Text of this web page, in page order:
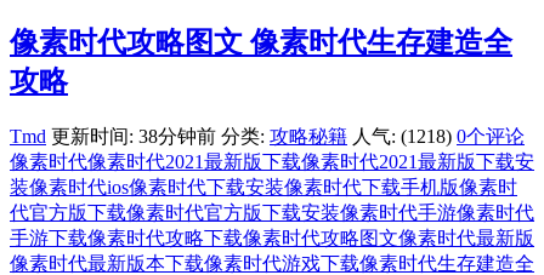
像素时代攻略图文 像素时代生存建造全
攻略
Tmd 更新时间: 38分钟前 分类: 攻略秘籍 人气: (1218) 0个评论
像素时代像素时代2021最新版下载像素时代2021最新版下载安
装像素时代ios像素时代下载安装像素时代下载手机版像素时
代官方版下载像素时代官方版下载安装像素时代手游像素时代
手游下载像素时代攻略下载像素时代攻略图文像素时代最新版
像素时代最新版本下载像素时代游戏下载像素时代生存建造全